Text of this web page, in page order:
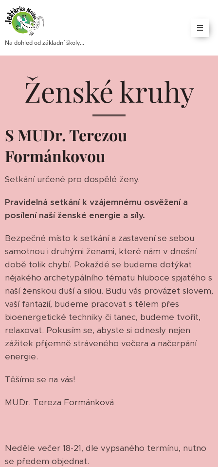
Na dohled od základní školy...
Ženské kruhy
S MUDr. Terezou
Formánkovou
Setkání určené pro dospělé ženy.
Pravidelná setkání k vzájemnému osvěžení a
posílení naší ženské energie a síly.
Bezpečné místo k setkání a zastavení se sebou
samotnou i druhými ženami, které nám v dnešní
době tolik chybí. Pokaždé se budeme dotýkat
nějakého archetypálního tématu hluboce spjatého s
naší ženskou duší a silou. Budu vás provázet slovem,
vaší fantazií, budeme pracovat s tělem přes
bioenergetické techniky či tanec, budeme tvořit,
relaxovat. Pokusím se, abyste si odnesly nejen
zážitek příjemně stráveného večera a načerpání
energie.
Těšíme se na vás!
MUDr. Tereza Formánková
Neděle večer 18-21, dle vypsaného termínu, nutno
se předem objednat.